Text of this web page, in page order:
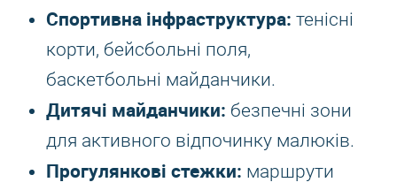
Спортивна інфраструктура: тенісні
корти, бейсбольні поля,
баскетбольні майданчики.
Дитячі майданчики: безпечні зони
для активного відпочинку малюків.
Прогулянкові стежки: маршрути